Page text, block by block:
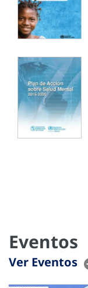
Eventos
Ver Eventos